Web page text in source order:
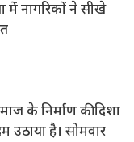
में नागरिकों ने सीखे
के निर्माण की दिशा
उठाया है। सोमवार